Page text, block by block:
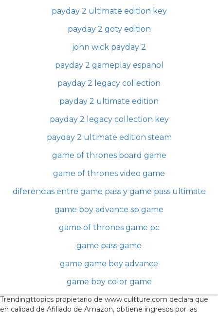
payday 2 ultimate edition key
payday 2 goty edition
john wick payday 2
payday 2 gameplay espanol
payday 2 legacy collection
payday 2 ultimate edition
payday 2 legacy collection key
payday 2 ultimate edition steam
game of thrones board game
game of thrones video game
diferencias entre game pass y game pass ultimate
game boy advance sp game
game of thrones game pc
game pass game
game game boy advance
game boy color game
Trendingttopics propietario de www.cultture.com declara que
en calidad de Afiliado de Amazon, obtiene ingresos por las